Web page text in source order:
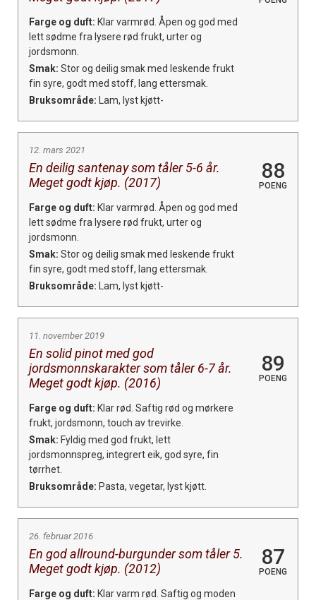
Farge og duft: Klar varmrød. Åpen og god med
lett sødme fra lysere rød frukt, urter og
jordsmonn.
Smak: Stor og deilig smak med leskende frukt
fin syre, godt med stoff, lang ettersmak.
Bruksområde: Lam, lyst kjøtt-
12. mars 2021
En deilig santenay som tåler 5-6 år.
Meget godt kjøp. (2017)
88
POENG
Farge og duft: Klar varmrød. Åpen og god med
lett sødme fra lysere rød frukt, urter og
jordsmonn.
Smak: Stor og deilig smak med leskende frukt
fin syre, godt med stoff, lang ettersmak.
Bruksområde: Lam, lyst kjøtt-
11. november 2019
En solid pinot med god
jordsmonnskarakter som tåler 6-7 år.
Meget godt kjøp. (2016)
89
POENG
Farge og duft: Klar rød. Saftig rød og mørkere
frukt, jordsmonn, touch av trevirke.
Smak: Fyldig med god frukt, lett
jordsmonnspreg, integrert eik, god syre, fin
tørrhet.
Bruksområde: Pasta, vegetar, lyst kjøtt.
26. februar 2016
En god allround-burgunder som tåler 5.
Meget godt kjøp. (2012)
87
POENG
Farge og duft: Klar varm rød. Saftig og moden